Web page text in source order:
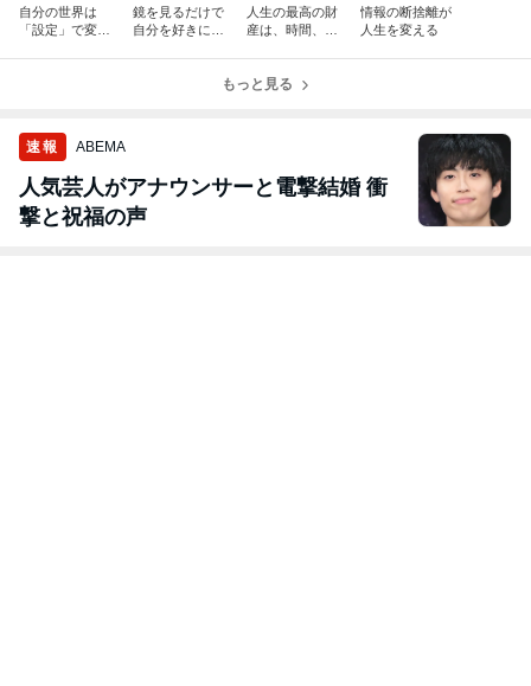
自分の世界は
「設定」で変わ
鏡を見るだけで
自分を好きにな
人生の最高の財
産は、時間、経
情報の断捨離が
人生を変える
もっと見る
速報 ABEMA
人気芸人がアナウンサーと電撃結婚 衝
撃と祝福の声